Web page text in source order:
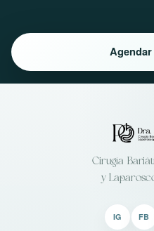
Cirugía
y
IG FB